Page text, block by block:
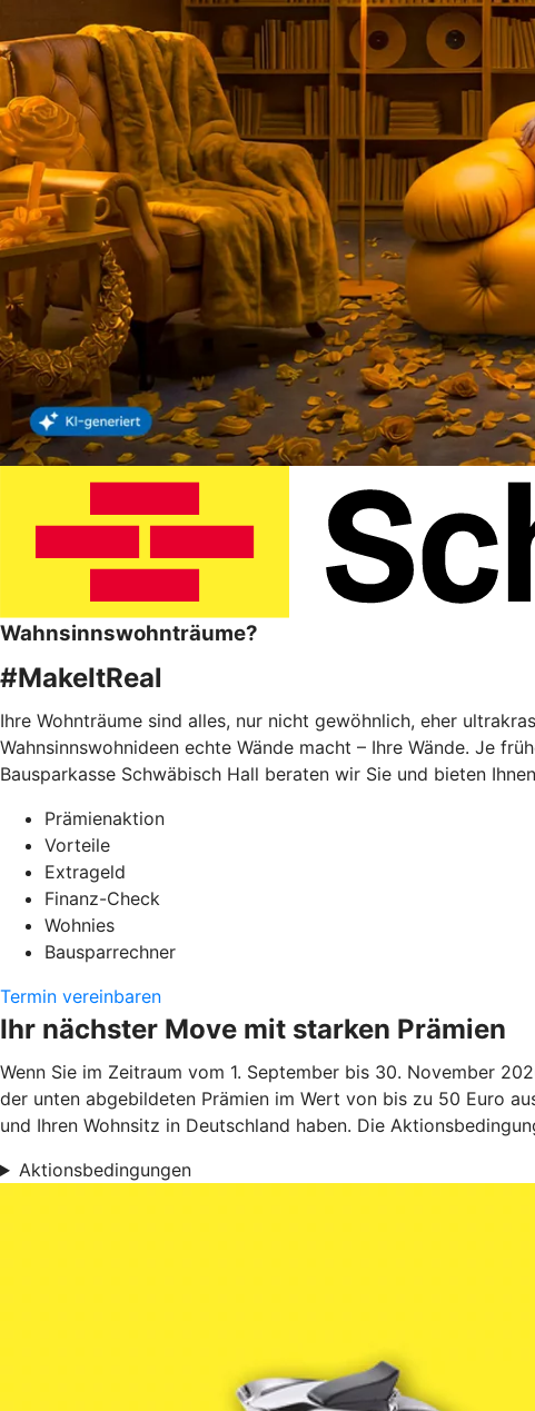
Wahnsinnswohnträume?
#MakeItReal
Ihre Wohnträume sind alles, nur nicht gewöhnlich, eher
Wahnsinnswohnideen echte Wände macht – Ihre Wände. Je
Bausparkasse Schwäbisch Hall beraten wir Sie und bieten
Prämienaktion
Vorteile
Extrageld
Finanz-Check
Wohnies
Bausparrechner
Termin vereinbaren
Ihr nächster Move mit starken Prämien
Wenn Sie im Zeitraum vom 1. September bis 30. November
der unten abgebildeten Prämien im Wert von bis zu 50 Euro
und Ihren Wohnsitz in Deutschland haben. Die
Aktionsbedingungen